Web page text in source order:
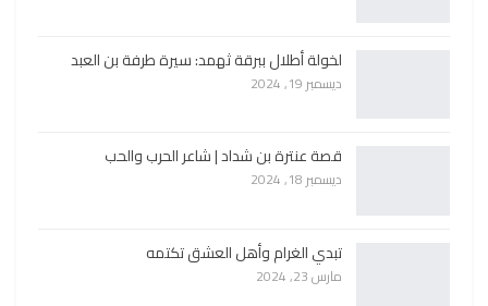
لخولة أطلال ببرقة ثهمد: سيرة طرفة بن العبد
ديسمبر 19, 2024
قصة عنترة بن شداد | شاعر الحرب والحب
ديسمبر 18, 2024
تبدي الغرام وأهل العشق تكتمه
مارس 23, 2024